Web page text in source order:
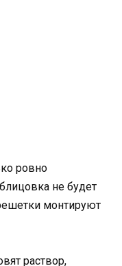
ровно
не будет
монтируют
раствор,